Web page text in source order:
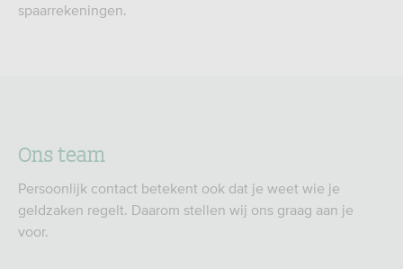
spaarrekeningen.
Ons team
Persoonlijk contact betekent ook dat je weet wie je
geldzaken regelt. Daarom stellen wij ons graag aan je
voor.